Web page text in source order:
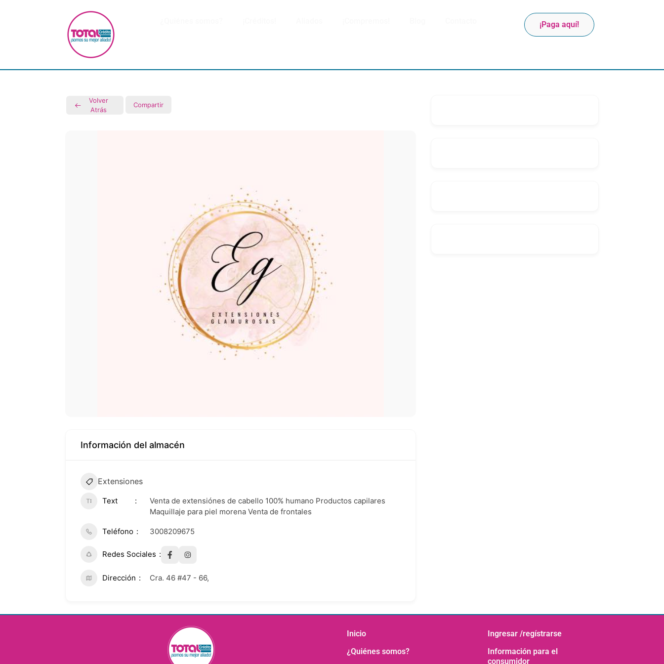
¡Paga aquí!
Volver
Atrás
Compartir
Información del almacén
Extensiones
Text
Venta de extensiónes de cabello 100% humano Productos capilares
Maquillaje para piel morena Venta de frontales
Teléfono 3008209675
Redes Sociales
Dirección Cra. 46 #47 - 66,
Inicio
¿Quiénes somos?
Ingresar /regístrarse
Información para el
consumidor